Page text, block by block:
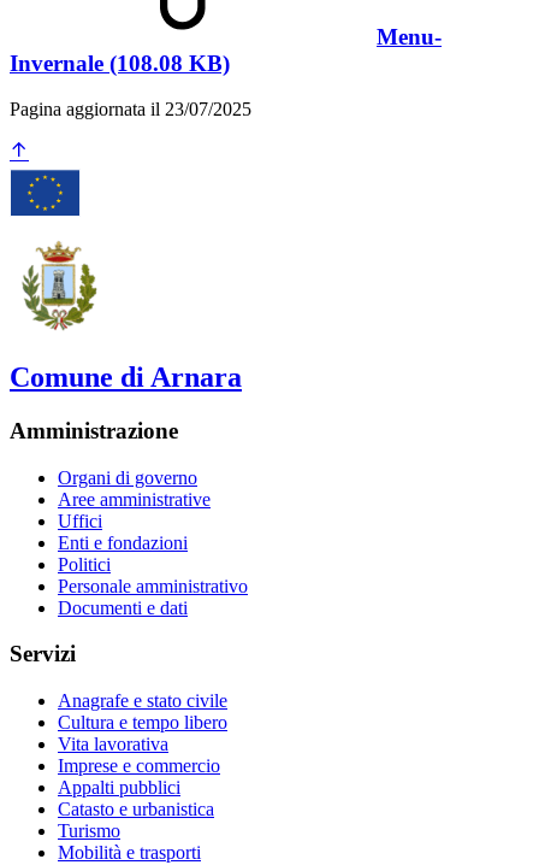
Menu-
Invernale (108.08 KB)
Pagina aggiornata il 23/07/2025
Comune di Arnara
Amministrazione
Organi di governo
Aree amministrative
Uffici
Enti e fondazioni
Politici
Personale amministrativo
Documenti e dati
Servizi
Anagrafe e stato civile
Cultura e tempo libero
Vita lavorativa
Imprese e commercio
Appalti pubblici
Catasto e urbanistica
Turismo
Mobilità e trasporti